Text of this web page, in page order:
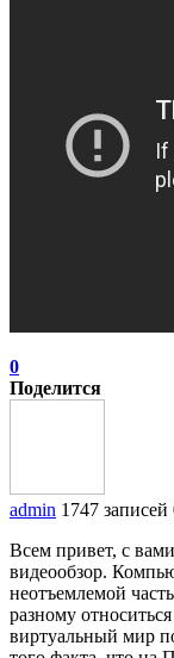
0
Поделится
admin 1747 записей
Всем привет, с
видеообзор.
неотъемлемой
разному
виртуальный мир